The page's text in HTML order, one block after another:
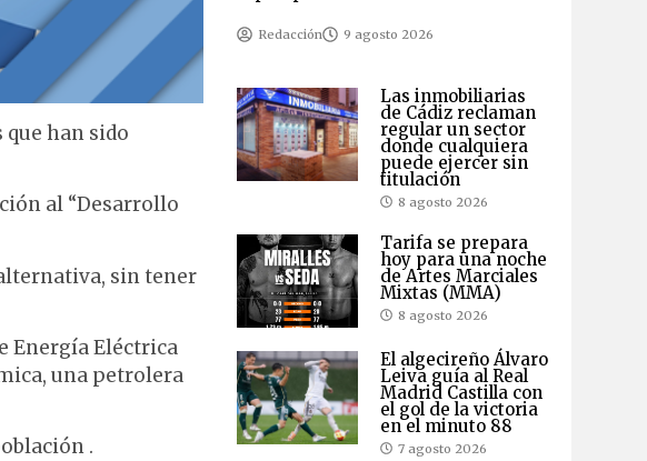
que han sido
al “Desarrollo
sin tener
Energía Eléctrica
una petrolera
.
Redacción 9 agosto 2026
Las inmobiliarias
de Cádiz reclaman
regular un sector
donde cualquiera
puede ejercer sin
titulación
8 agosto 2026
Tarifa se prepara
hoy para una noche
de Artes Marciales
Mixtas (MMA)
8 agosto 2026
El algecireño Álvaro
Leiva guía al Real
Madrid Castilla con
el gol de la victoria
en el minuto 88
7 agosto 2026